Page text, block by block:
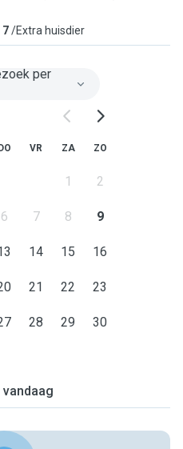
7/Extra huisdier
per
DO VR ZA ZO
1 2
6 7 8 9
14 15 16
21 22 23
28 29 30
vandaag